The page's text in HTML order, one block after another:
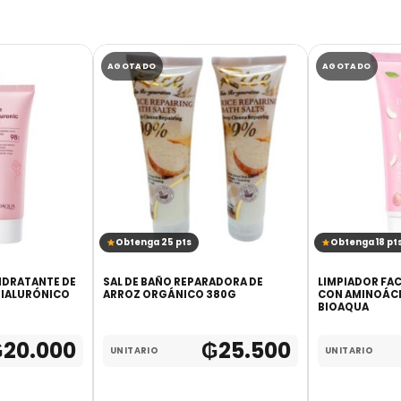
DE
20.000
AGOTADO
Obtenga 25 pts
SAL DE BAÑO REPARADORA DE
ARROZ ORGÁNICO 380G
UNITARIO ₲25.500
AGOTADO
Obtenga 18
LIMPIADOR
CON
BIOAQUA
UNITARIO